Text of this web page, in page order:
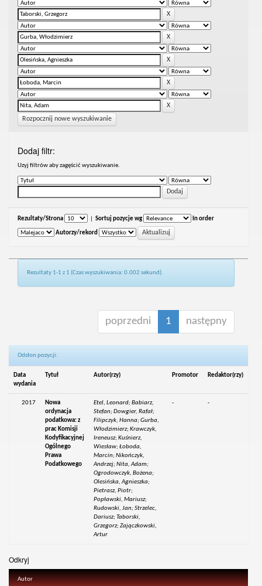
Rozpocznij nowe wyszukiwanie
Dodaj filtr:
Uzyj filtrów aby zagęścić wyszukiwanie.
Rezultaty/Strona Sortuj pozycje wg In order
Autorzy/rekord
Rezultaty 1-1 z 1 (Czas wyszukiwania: 0.002 sekund).
poprzedni 1 następny
Odsłon pozycji:
Data
wydania
Tytuł Autor(rzy) Promotor Redaktor(rzy)
2017
Nowa
ordynacja
podatkowa: z
prac Komisji
Kodyfikacyjnej
Ogólnego
Prawa
Podatkowego
Etel, Leonard; Babiarz,
Stefan; Dowgier, Rafał;
Filipczyk, Hanna; Gurba,
Włodzimierz; Krawczyk,
Ireneusz; Kuśnierz,
Wiesław; Łoboda,
Marcin; Nikończyk,
Andrzej; Nita, Adam;
Ogrodowczyk, Bożena;
Olesińska, Agnieszka;
Pietrasz, Piotr;
Popławski, Mariusz;
Rudowski, Jan; Strzelec,
Dariusz; Taborski,
Grzegorz; Zajączkowski,
Artur
- -
Odkryj
Autor